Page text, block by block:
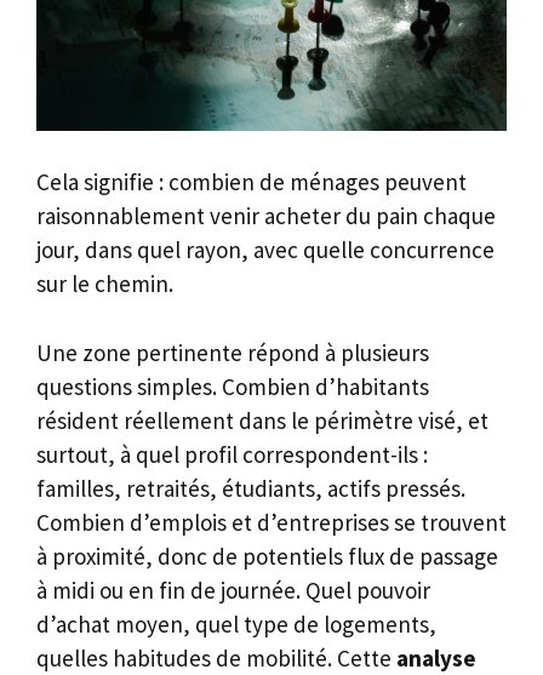
Cela signifie : combien de ménages peuvent
raisonnablement venir acheter du pain chaque
jour, dans quel rayon, avec quelle concurrence
sur le chemin.
Une zone pertinente répond à plusieurs
questions simples. Combien d’habitants
résident réellement dans le périmètre visé, et
surtout, à quel profil correspondent-ils :
familles, retraités, étudiants, actifs pressés.
Combien d’emplois et d’entreprises se trouvent
à proximité, donc de potentiels flux de passage
à midi ou en fin de journée. Quel pouvoir
d’achat moyen, quel type de logements,
quelles habitudes de mobilité. Cette analyse